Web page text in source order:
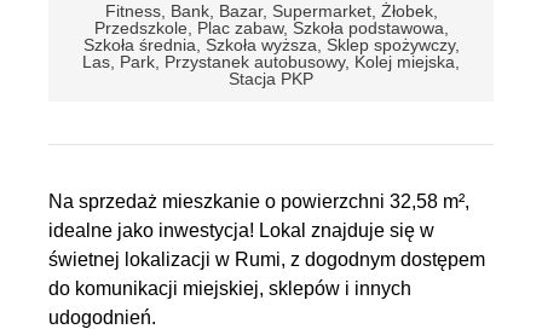
Fitness, Bank, Bazar, Supermarket, Żłobek,
Przedszkole, Plac zabaw, Szkoła podstawowa,
Szkoła średnia, Szkoła wyższa, Sklep spożywczy,
Las, Park, Przystanek autobusowy, Kolej miejska,
Stacja PKP
Na sprzedaż mieszkanie o powierzchni 32,58 m²,
idealne jako inwestycja! Lokal znajduje się w
świetnej lokalizacji w Rumi, z dogodnym dostępem
do komunikacji miejskiej, sklepów i innych
udogodnień.